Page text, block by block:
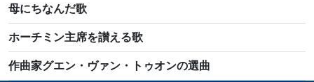
母にちなんだ歌
ホーチミン主席を讃える歌
作曲家グエン・ヴァン・トゥオンの選曲